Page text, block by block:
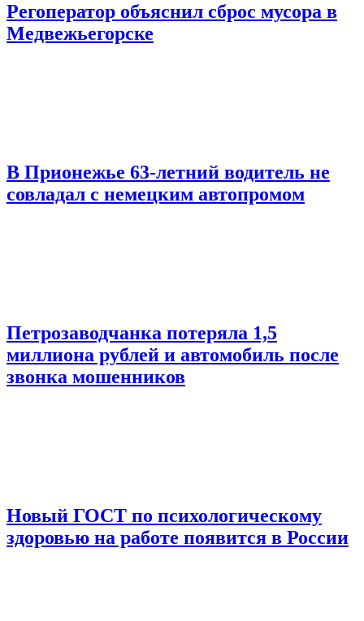
Регоператор объяснил сброс мусора в
Медвежьегорске
В Прионежье 63-летний водитель не
совладал с немецким автопромом
Петрозаводчанка потеряла 1,5
миллиона рублей и автомобиль после
звонка мошенников
Новый ГОСТ по психологическому
здоровью на работе появится в России